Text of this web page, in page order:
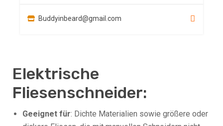
Buddyinbeard@gmail.com
Elektrische
Fliesenschneider:
Geeignet für: Dichte Materialien sowie größere oder